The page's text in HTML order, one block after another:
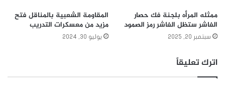
ممثله المرأه بلجنة فك حصار
الفاشر ستظل الفاشر رمز الصمود
سبتمبر 20, 2025
المقاومة الشعبية بالمناقل فتح
مزيد من معسكرات التدريب
يوليو 30, 2024
اترك تعليقاً